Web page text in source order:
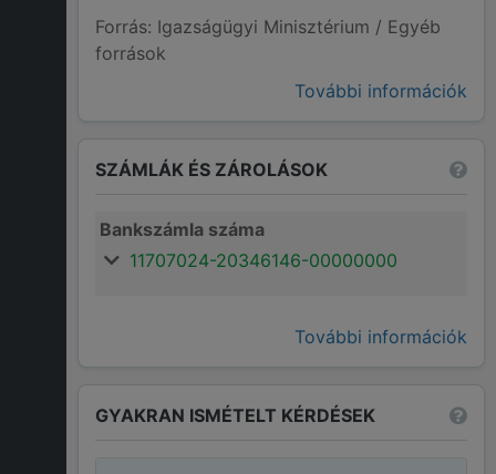
Forrás: Igazságügyi Minisztérium / Egyéb
források
További információk
SZÁMLÁK ÉS ZÁROLÁSOK
Bankszámla száma
11707024-20346146-00000000
További információk
GYAKRAN ISMÉTELT KÉRDÉSEK